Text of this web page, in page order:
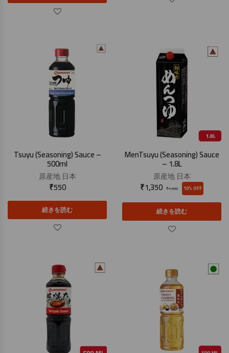
Tsuyu (Seasoning) Sauce –
500ml
原産地日本
₹550
続きを読む
MenTsuyu (Seasoning) Sauce
– 1.8L
原産地日本
₹1,500
₹1,350 10% OFF
続きを読む